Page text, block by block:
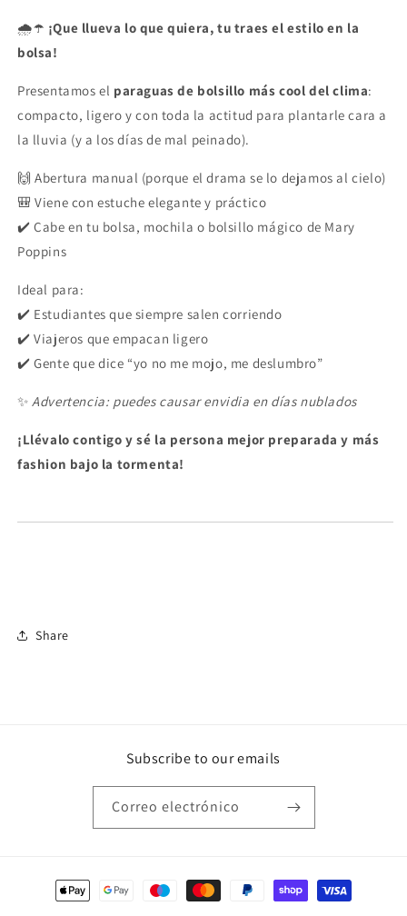
🌧️☂️ ¡Que llueva lo que quiera, tu traes el estilo en la
bolsa!
Presentamos el paraguas de bolsillo más cool del clima:
compacto, ligero y con toda la actitud para plantarle cara a
la lluvia (y a los días de mal peinado).
🙌 Abertura manual (porque el drama se lo dejamos al cielo)
🎒 Viene con estuche elegante y práctico
✔️ Cabe en tu bolsa, mochila o bolsillo mágico de Mary
Poppins
Ideal para:
✔️ Estudiantes que siempre salen corriendo
✔️ Viajeros que empacan ligero
✔️ Gente que dice “yo no me mojo, me deslumbro”
✨Advertencia: puedes causar envidia en días nublados
¡Llévalo contigo y sé la persona mejor preparada y más
fashion bajo la tormenta!
Share
Subscribe to our emails
Correo electrónico
Formas
de